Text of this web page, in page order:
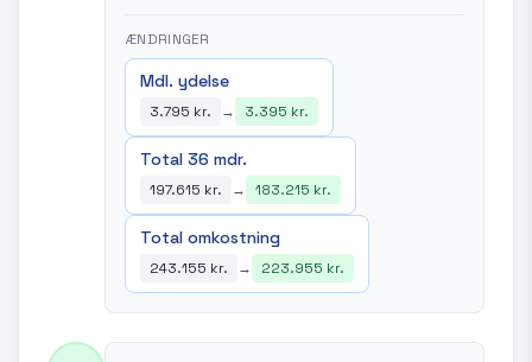
ÆNDRINGER
Mdl. ydelse
3.795 kr. → 3.395 kr.
Total 36 mdr.
197.615 kr. → 183.215 kr.
Total omkostning
243.155 kr. → 223.955 kr.